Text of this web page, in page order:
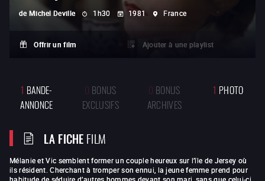
de Michel Deville 1h30 1981 France
Offrir un film Ajouter à une playlist
1 BANDE-
ANNONCE
0 BONUS
EXCLUSIFS
0 BONUS
ARCHIVES
1 PHOTO
LA FICHEFILM
Mélanie et Vic semblent former un couple heureux sur l’île de Jersey où
ils résident. Cherchant à tromper son ennui, la jeune femme prend pour